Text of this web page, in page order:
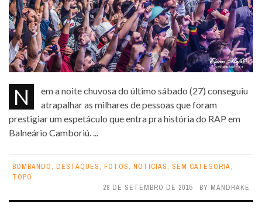
Nem a noite chuvosa do último sábado (27) conseguiu
atrapalhar as milhares de pessoas que foram
prestigiar um espetáculo que entra pra história do RAP em
Balneário Camboriú. ...
BOMBANDO, DESTAQUES, FOTOS, NOTICIAS, SEM CATEGORIA,
TOPO
28 DE SETEMBRO DE 2015
BY MANDRAKE